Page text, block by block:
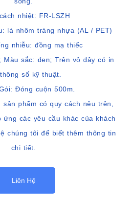
nhiệt: FR-LSZH
lá nhôm tráng nhựa (AL / PET)
nhiễu: đồng mạ thiếc
Màu sắc: đen; Trên vỏ dây có in
số kỹ thuật.
Đóng cuộn 500m.
sản phẩm có quy cách nêu trên,
ứng các yêu cầu khác của khách
chúng tôi để biết thêm thông tin
chi tiết.
Liên Hệ